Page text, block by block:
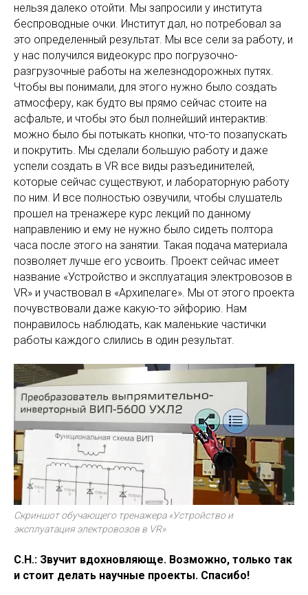
нельзя далеко отойти. Мы запросили у института
беспроводные очки. Институт дал, но потребовал за
это определенный результат. Мы все сели за работу, и
у нас получился видеокурс про погрузочно-
разгрузочные работы на железнодорожных путях.
Чтобы вы понимали, для этого нужно было создать
атмосферу, как будто вы прямо сейчас стоите на
асфальте, и чтобы это был полнейший интерактив:
можно было бы потыкать кнопки, что-то позапускать
и покрутить. Мы сделали большую работу и даже
успели создать в VR все виды разъединителей,
которые сейчас существуют, и лабораторную работу
по ним. И все полностью озвучили, чтобы слушатель
прошел на тренажере курс лекций по данному
направлению и ему не нужно было сидеть полтора
часа после этого на занятии. Такая подача материала
позволяет лучше его усвоить. Проект сейчас имеет
название «Устройство и эксплуатация электровозов в
VR» и участвовал в «Архипелаге». Мы от этого проекта
почувствовали даже какую-то эйфорию. Нам
понравилось наблюдать, как маленькие частички
работы каждого слились в один результат.
Скриншот обучающего тренажера «Устройство и
эксплуатация электровозов в VR»
С.Н.: Звучит вдохновляюще. Возможно, только так
и стоит делать научные проекты. Спасибо!